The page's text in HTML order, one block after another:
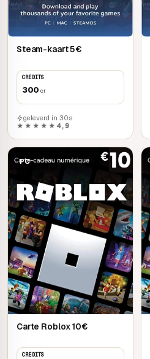
Steam-kaart 5€
CREDITS
300 cr
geleverd in 30s
★★★★★ 4,9
PC
Carte Roblox 10€
CREDITS